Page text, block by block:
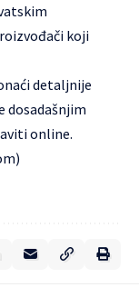
koji
detaljnije
dosadašnjim
online.
)